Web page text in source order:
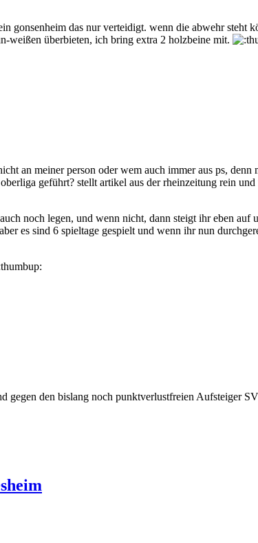
gonsenheim das nur verteidigt. wenn die abwehr steht
weißen überbieten, ich bring extra 2 holzbeine mit.
an meiner person oder wem auch immer aus ps,
geführt? stellt artikel aus der rheinzeitung rein
noch legen, und wenn nicht, dann steigt ihr eben auf
es sind 6 spieltage gespielt und wenn ihr nun
den bislang noch punktverlustfreien Aufsteiger